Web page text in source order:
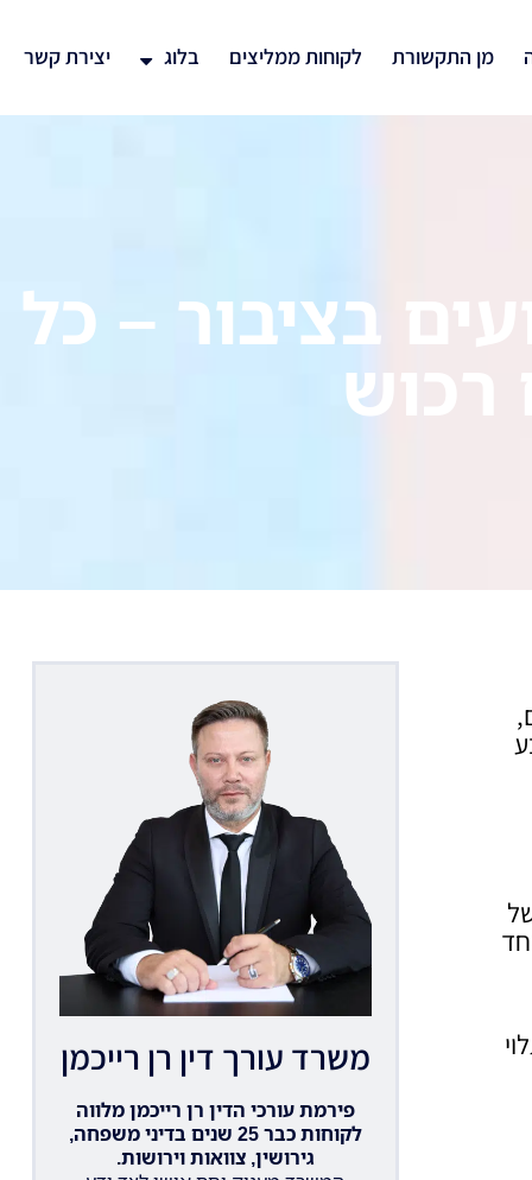
מן התקשורת לקוחות ממליצים בלוג יצירת קשר
בציבור – כל
רכוש
של
משרד עורך דין רן רייכמן
פירמת עורכי הדין רן רייכמן מלווה
לקוחות כבר 25 שנים בדיני משפחה,
גירושין, צוואות וירושות.